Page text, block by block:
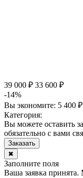
39 000 ₽ 33 600 ₽
-14%
Вы экономите: 5 400 ₽
Категория:
Вы можете оставить
обязательно с вами
Заказать
✖
Заполните поля
Ваша заявка принята.